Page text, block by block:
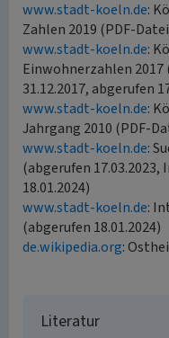
www.stadt-koeln.de:
Zahlen 2019 (PDF-
www.stadt-koeln.de:
Einwohnerzahlen 2017
31.12.2017, abgerufen
www.stadt-koeln.de:
Jahrgang 2010 (PDF-
www.stadt-koeln.de:
(abgerufen
18.01.2024)
www.stadt-koeln.de:
(abgerufen 18.01.2024)
de.wikipedia.org:
Literatur